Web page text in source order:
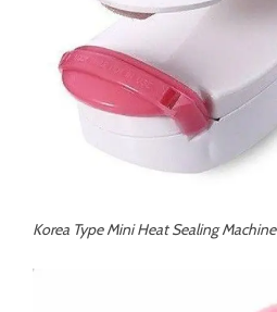
Korea Type Mini Heat Sealing Machine